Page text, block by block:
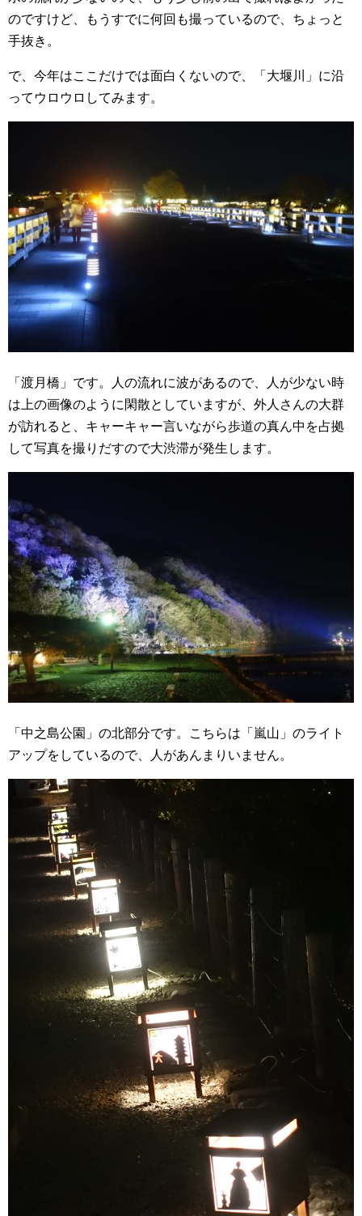
のですけど、もうすでに何回も撮っているので、ちょっと
手抜き。
で、今年はここだけでは面白くないので、「大堰川」に沿
ってウロウロしてみます。
「渡月橋」です。人の流れに波があるので、人が少ない時
は上の画像のように閑散としていますが、外人さんの大群
が訪れると、キャーキャー言いながら歩道の真ん中を占拠
して写真を撮りだすので大渋滞が発生します。
「中之島公園」の北部分です。こちらは「嵐山」のライト
アップをしているので、人があんまりいません。